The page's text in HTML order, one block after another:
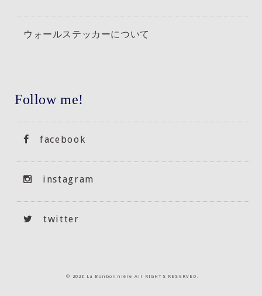
ウォールステッカーについて
Follow me!
facebook
instagram
twitter
© 2026 La Bonbonnière All RIGHTS RESERVED.